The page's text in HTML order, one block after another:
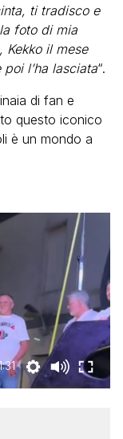
ti tradisco e
foto di mia
Kekko il mese
l’ha lasciata“.
di fan e
questo iconico
è un mondo a